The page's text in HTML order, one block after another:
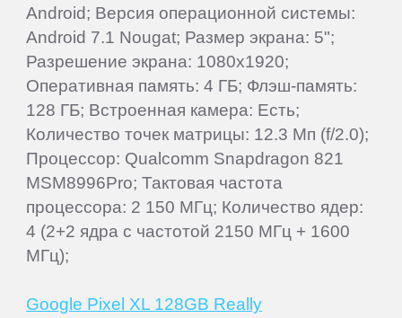
Android; Версия операционной системы:
Android 7.1 Nougat; Размер экрана: 5";
Разрешение экрана: 1080x1920;
Оперативная память: 4 ГБ; Флэш-память:
128 ГБ; Встроенная камера: Есть;
Количество точек матрицы: 12.3 Мп (f/2.0);
Процессор: Qualcomm Snapdragon 821
MSM8996Pro; Тактовая частота
процессора: 2 150 МГц; Количество ядер:
4 (2+2 ядра с частотой 2150 МГц + 1600
МГц);
Google Pixel XL 128GB Really